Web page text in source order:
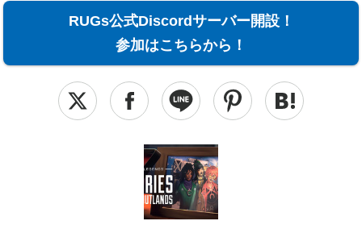
RUGs公式Discordサーバー開設！
参加はこちらから！